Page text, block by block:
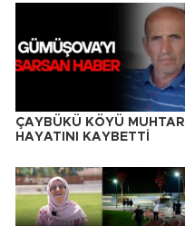
ÇAYBÜKÜ KÖYÜ MUHTARI
HAYATINI KAYBETTİ